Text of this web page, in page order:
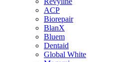
ACP
Biorepair
BlanX
Bluem
Dentaid
Global White